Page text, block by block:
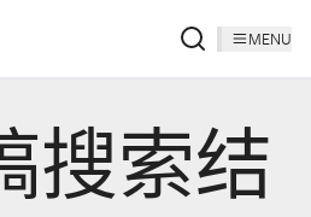
MENU
搜索结